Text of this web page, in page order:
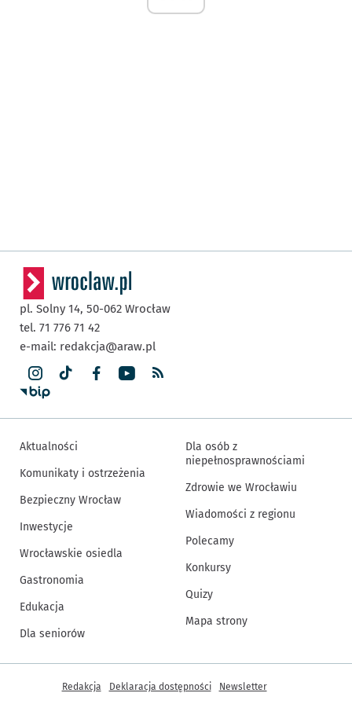
pl. Solny 14, 50-062 Wrocław
tel. 71 776 71 42
e-mail: redakcja@araw.pl
Aktualności
Komunikaty i ostrzeżenia
Bezpieczny Wrocław
Inwestycje
Wrocławskie osiedla
Gastronomia
Edukacja
Dla seniorów
Dla osób z
niepełnosprawnościami
Zdrowie we Wrocławiu
Wiadomości z regionu
Polecamy
Konkursy
Quizy
Mapa strony
Inne informacje
Redakcja Deklaracja dostępności Newsletter